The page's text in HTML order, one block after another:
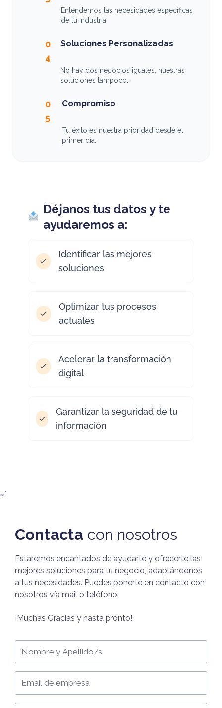
Entendemos las necesidades específicas
de tu industria.
0
4
Soluciones Personalizadas
No hay dos negocios iguales, nuestras
soluciones tampoco.
0
5
Compromiso
Tu éxito es nuestra prioridad desde el
primer día.
Déjanos tus datos y te
ayudaremos a:
Identificar las mejores
soluciones
Optimizar tus procesos
actuales
Acelerar la transformación
digital
Garantizar la seguridad de tu
información
«`
Contacta con nosotros
Estaremos encantados de ayudarte y ofrecerte las
mejores soluciones para tu negocio, adaptándonos
a tus necesidades. Puedes ponerte en contacto con
nosotros vía mail o teléfono.
¡Muchas Gracias y hasta pronto!